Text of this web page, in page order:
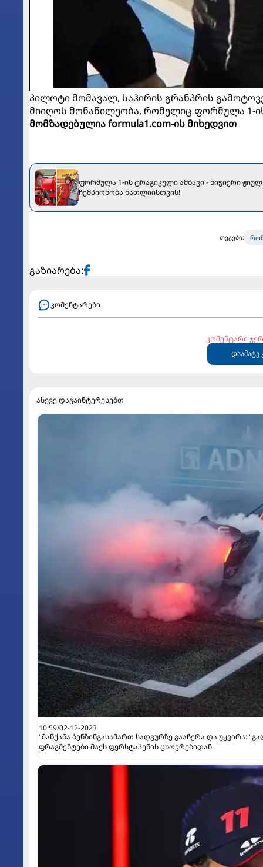
პილოტი მომავალ, საჰირის გრანპრის
მიიღოს მონაწილეობა, რომელიც ფორმულა 1-
მომზადებულია formula1.com-ის მიხედვით
ფორმულა 1-ის ტრაგიკული ამბავი - ნიჭიერი
ჩემპიონობა ნათლიისთვის!
თეგები:
გაზიარება:
კომენტარები
კომენტარი
დაამატე
ასევე დაგაინტერესებთ
10:59/02-12-2023
"მანქანა ბენზინგასამართ სადგურზე გააჩერა და უყვირა:
ფრაგმენტები მაქს ფერსტაპენის ცხოვრებიდან